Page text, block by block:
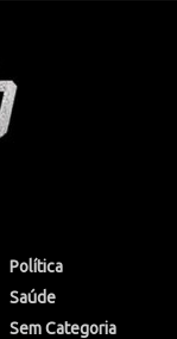
Política
Saúde
Sem Categoria